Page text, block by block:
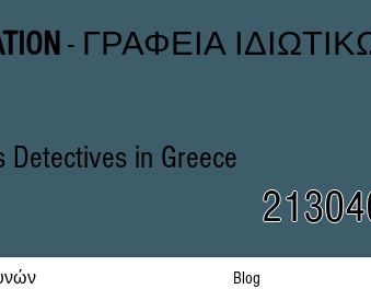
- ΓΡΑΦΕΙΑ
in Greece
Blog